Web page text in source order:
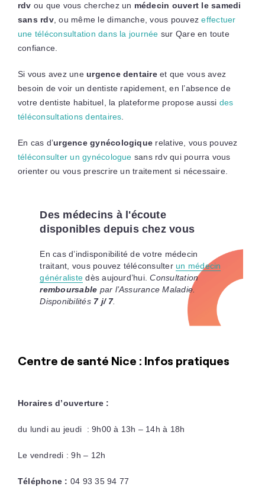
rdv ou que vous cherchez un médecin ouvert le samedi
sans rdv, ou même le dimanche, vous pouvezeffectuer
une téléconsultation dans la journée sur Qare en toute
confiance.
Si vous avez uneurgence dentaireet que vous avez
besoin de voir un dentiste rapidement, en l’absence de
votre dentiste habituel, la plateforme propose aussi des
téléconsultations dentaires
En cas d’urgence gynécologique relative, vous pouvez
téléconsulter un gynécologue sans rdv qui pourra vous
orienter ou vous prescrire un traitement si nécessaire.
Des médecins à l'écoute
disponibles depuis chez vous
En cas d’indisponibilité de votre médecin
traitant, vous pouvez téléconsulter un médecin
généraliste dès aujourd’hui.Consultation
remboursable par l’Assurance Maladie.
Disponibilités 7 j/ 7.
Centre de santé Nice : Infos pratiques
Horaires d’ouverture :
du lundi au jeudi : 9h00 à 13h – 14h à 18h
Le vendredi : 9h – 12h
Téléphone : 04 93 35 94 77